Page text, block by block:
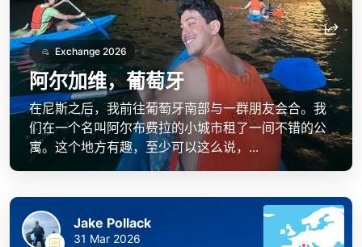
Exchange 2026
阿尔加维，葡萄牙
在尼斯之后，我前往葡萄牙南部与一群朋友会合。我
们在一个名叫阿尔布费拉的小城市租了一间不错的公
寓。这个地方有趣，至少可以这么说，...
Jake Pollack
31 Mar 2026